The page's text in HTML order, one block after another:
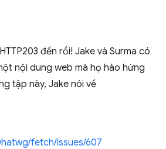
đến rồi! Jake và Surma có
nội dung web mà họ hào hứng
tập này, Jake nói về
fetch/issues/607